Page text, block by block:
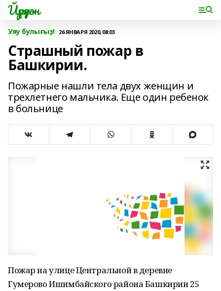
Йүрүҙән
Уяу булығыҙ! 26 ЯНВАРЯ 2020, 08:03
Страшный пожар в
Башкирии.
Пожарные нашли тела двух женщин и
трехлетнего мальчика. Еще один ребенок
в больнице
Пожар на улице Центральной в деревне
Гумерово Ишимбайского района Башкирии 25